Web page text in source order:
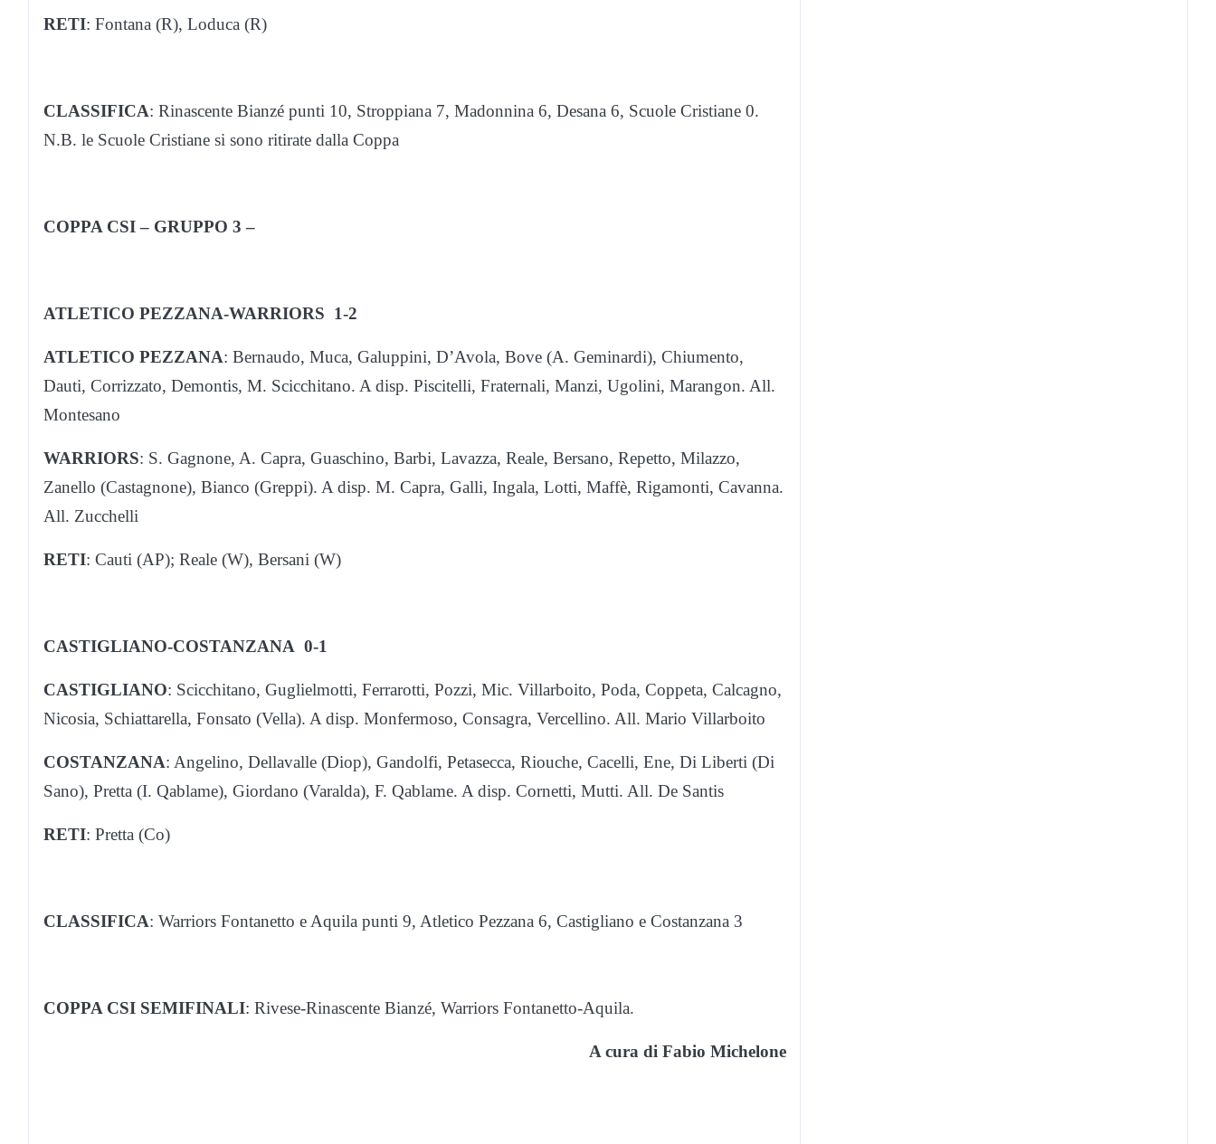
RETI: Fontana (R), Loduca (R)
CLASSIFICA: Rinascente Bianzé punti 10, Stroppiana 7, ​Madonnina 6, Desana 6, Scuole Cristiane 0.
N.B. le Scuole Cristiane si sono ritirate dalla Coppa
COPPA CSI – GRUPPO 3 –
ATLETICO PEZZANA-WARRIORS 1-2
ATLETICO PEZZANA: Bernaudo, Muca, Galuppini, D’Avola, Bove (A. Geminardi), Chiumento,
Dauti, Corrizzato, Demontis, M. Scicchitano. A disp. Piscitelli, Fraternali, Manzi, Ugolini, Marangon. All.
Montesano
WARRIORS: S. Gagnone, A. Capra, Guaschino, Barbi, Lavazza, Reale, Bersano, Repetto, Milazzo,
Zanello (Castagnone), Bianco (Greppi). A disp. M. Capra, Galli, Ingala, Lotti, Maffè, Rigamonti, Cavanna.
All. Zucchelli
RETI: Cauti (AP); Reale (W), Bersani (W)
CASTIGLIANO-COSTANZANA 0-1
CASTIGLIANO: Scicchitano, Guglielmotti, Ferrarotti, Pozzi, Mic. Villarboito, Poda, Coppeta, Calcagno,
Nicosia, Schiattarella, Fonsato (Vella). A disp. Monfermoso, Consagra, Vercellino. All. Mario Villarboito
​COSTANZANA: Angelino, Dellavalle (Diop), Gandolfi, Petasecca, Riouche, Cacelli, Ene, Di Liberti (Di
Sano), Pretta (I. Qablame), Giordano (Varalda), F. Qablame. A disp. Cornetti, Mutti. All. De Santis
RETI: Pretta (Co)
CLASSIFICA: Warriors Fontanetto e Aquila punti 9, Atletico Pezzana 6, Castigliano e Costanzana 3
COPPA CSI SEMIFINALI: Rivese-Rinascente Bianzé, Warriors Fontanetto-Aquila.
A cura di Fabio Michelone